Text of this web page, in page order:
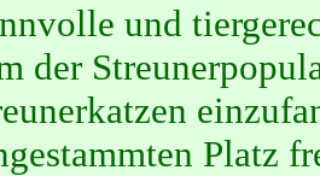
und
der
Platz